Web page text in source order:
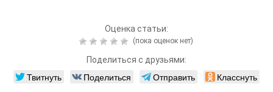
Оценка статьи:
(пока оценок нет)
Поделиться с друзьями:
Твитнуть Поделиться Отправить Класснуть